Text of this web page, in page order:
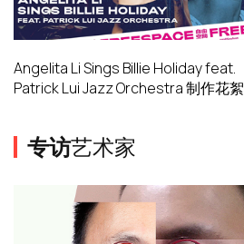
Angelita Li Sings Billie Holiday feat.
Patrick Lui Jazz Orchestra 制作花絮
专访艺术家